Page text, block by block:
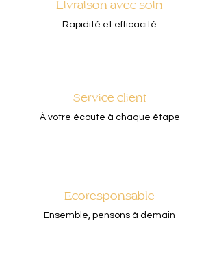
Livraison avec soin
Rapidité et efficacité
Service client
À votre écoute à chaque étape
Ecoresponsable
Ensemble, pensons à demain